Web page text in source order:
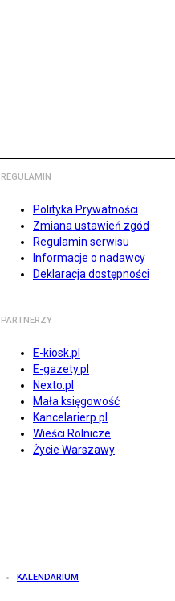
REGULAMIN
Polityka Prywatności
Zmiana ustawień zgód
Regulamin serwisu
Informacje o nadawcy
Deklaracja dostępności
PARTNERZY
E-kiosk.pl
E-gazety.pl
Nexto.pl
Mała księgowość
Kancelarierp.pl
Wieści Rolnicze
Życie Warszawy
KALENDARIUM